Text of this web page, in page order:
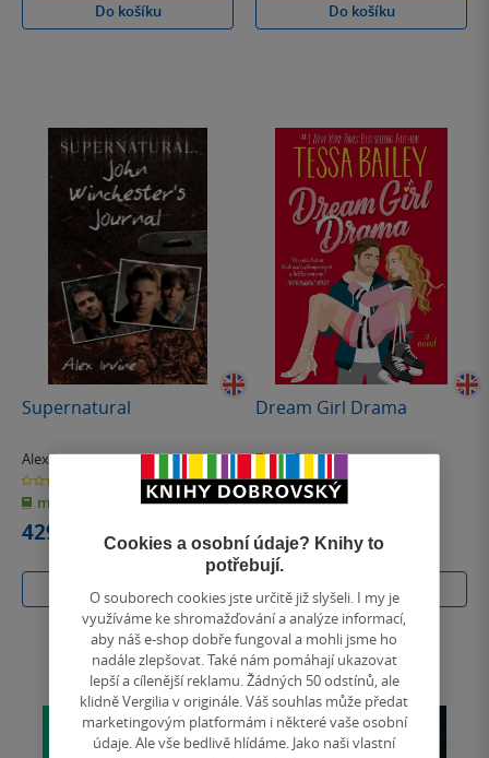
Do košíku Do košíku
Supernatural
Alex Irvine
0.0
z
5
hvězdiček
měkká vazba
429 Kč
Do košíku
Dream Girl Drama
Tessa Bailey
0.0
z
5 měkká vazba
330 Kč
Do košíku
Cookies a osobní údaje? Knihy to
potřebují.
O souborech cookies jste určitě již slyšeli. I my je
využíváme ke shromažďování a analýze informací,
aby náš e-shop dobře fungoval a mohli jsme ho
nadále zlepšovat. Také nám pomáhají ukazovat
lepší a cílenější reklamu. Žádných 50 odstínů, ale
klidně Vergilia v originále. Váš souhlas může předat
marketingovým platformám i některé vaše osobní
údaje. Ale vše bedlivě hlídáme. Jako naši vlastní